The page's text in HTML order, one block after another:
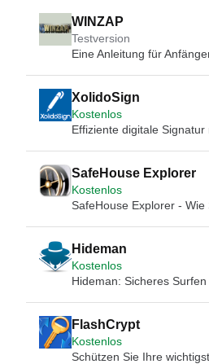
WINZAP
Testversion
Eine Anleitung für
XolidoSign
Kostenlos
Effiziente digitale Signatur
SafeHouse Explorer
Kostenlos
SafeHouse Explorer -
Hideman
Kostenlos
Hideman: Sicheres
FlashCrypt
Kostenlos
Schützen Sie Ihre